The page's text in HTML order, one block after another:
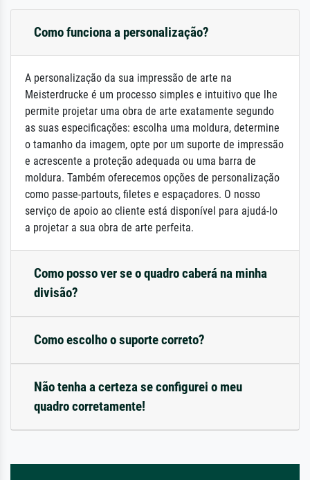
Como funciona a personalização?
A personalização da sua impressão de arte na
Meisterdrucke é um processo simples e intuitivo que lhe
permite projetar uma obra de arte exatamente segundo
as suas especificações: escolha uma moldura, determine
o tamanho da imagem, opte por um suporte de impressão
e acrescente a proteção adequada ou uma barra de
moldura. Também oferecemos opções de personalização
como passe-partouts, filetes e espaçadores. O nosso
serviço de apoio ao cliente está disponível para ajudá-lo
a projetar a sua obra de arte perfeita.
Como posso ver se o quadro caberá na minha
divisão?
Como escolho o suporte correto?
Não tenha a certeza se configurei o meu
quadro corretamente!